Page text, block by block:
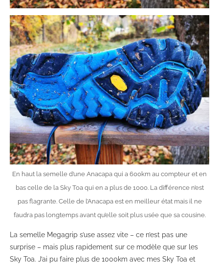
En haut la semelle d’une Anacapa qui a 600km au compteur et en
bas celle de la Sky Toa qui en a plus de 1000. La différence n’est
pas flagrante. Celle de l’Anacapa est en meilleur état mais il ne
faudra pas longtemps avant qu’elle soit plus usée que sa cousine.
La semelle Megagrip s’use assez vite – ce n’est pas une
surprise – mais plus rapidement sur ce modèle que sur les
Sky Toa. J’ai pu faire plus de 1000km avec mes Sky Toa et